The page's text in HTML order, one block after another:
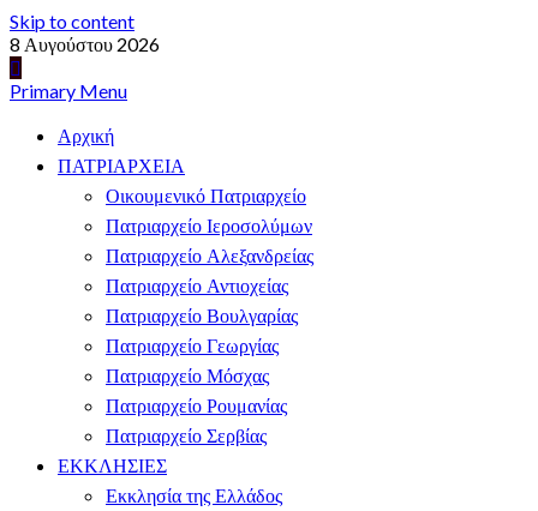
Skip to content
8 Αυγούστου 2026
Primary Menu
Αρχική
ΠΑΤΡΙΑΡΧΕΙΑ
Οικουμενικό Πατριαρχείο
Πατριαρχείο Ιεροσολύμων
Πατριαρχείο Αλεξανδρείας
Πατριαρχείο Αντιοχείας
Πατριαρχείο Βουλγαρίας
Πατριαρχείο Γεωργίας
Πατριαρχείο Μόσχας
Πατριαρχείο Ρουμανίας
Πατριαρχείο Σερβίας
ΕΚΚΛΗΣΙΕΣ
Εκκλησία της Ελλάδος